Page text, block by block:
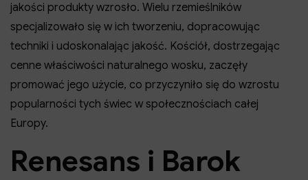
jakości produkty wzrosło. Wielu rzemieślników
specjalizowało się w ich tworzeniu, dopracowując
techniki i udoskonalając jakość. Kościół, dostrzegając
cenne właściwości naturalnego wosku, zaczęły
promować jego użycie, co przyczyniło się do wzrostu
popularności tych świec w społecznościach całej
Europy.
Renesans i Barok